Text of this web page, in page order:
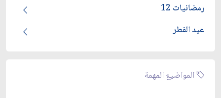
رمضانيات 12
عيد الفطر
المواضيع المهمة